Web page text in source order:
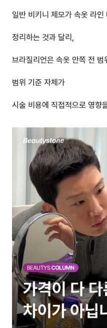
일반 비키니 제모가 속옷 라인
정리하는 것과 달리,
브라질리언은 속옷 안쪽 전 범
범위 기준 자체가
시술 비용에 직접적으로 영향